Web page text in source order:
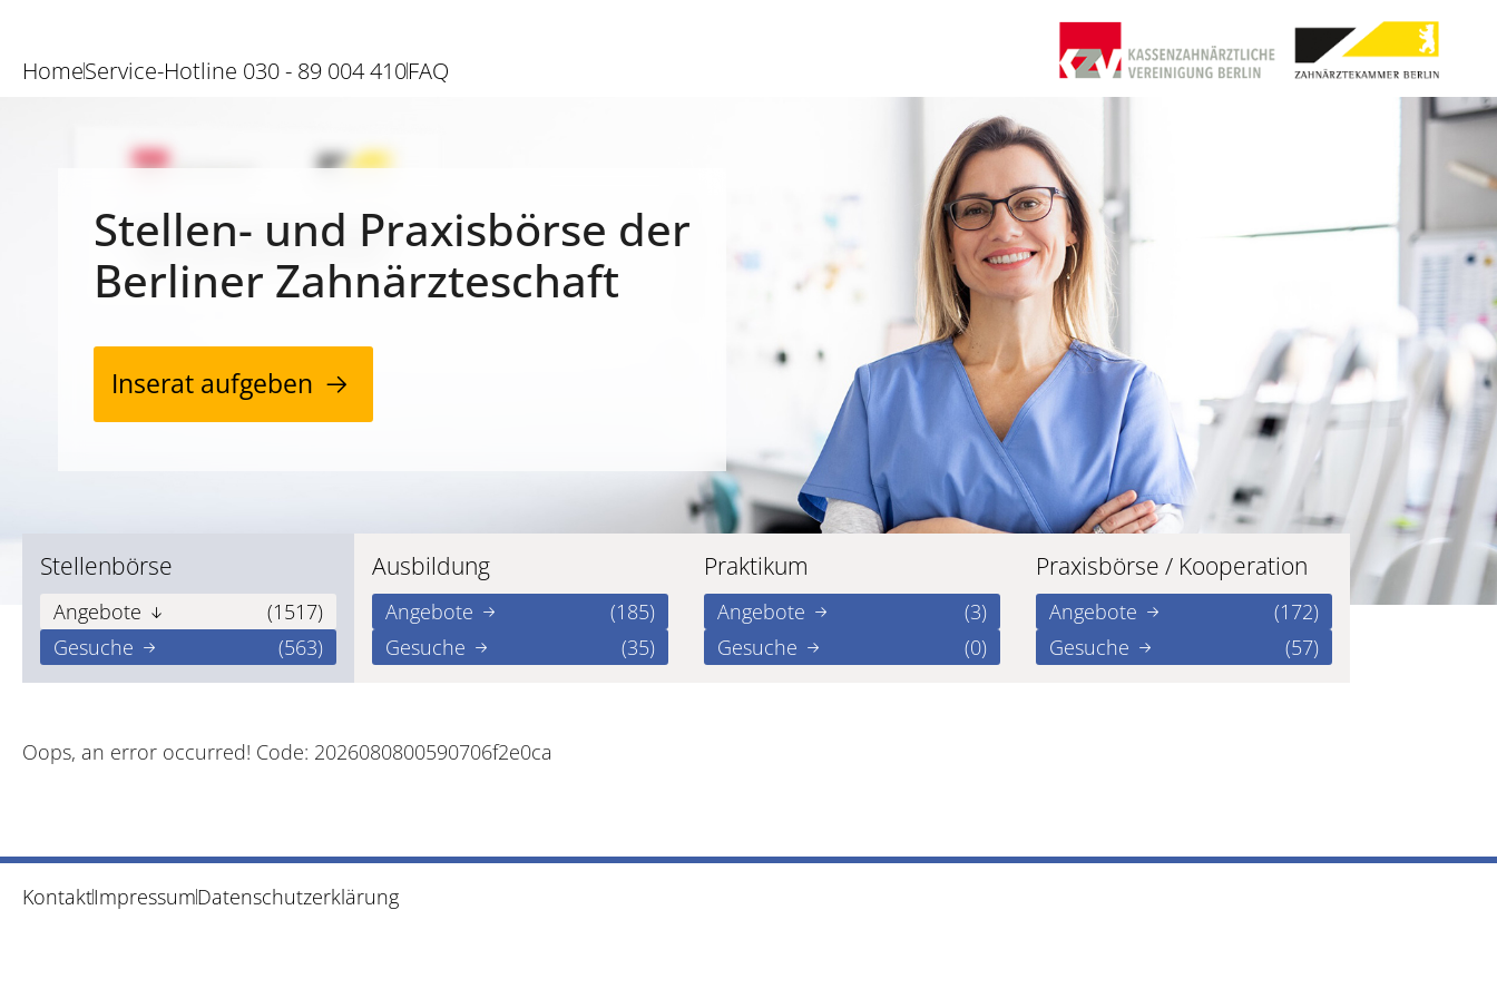
HomeService-Hotline 030 - 89 004 410FAQ
Stellen- und Praxisbörse der
Berliner Zahnärzteschaft
Inserat aufgeben
Stellenbörse
Angebote
(1517)
Gesuche
(563)
Ausbildung
Angebote
(185)
Gesuche
(35)
Praktikum
Angebote
(3)
Gesuche
(0)
Praxisbörse / Kooperation
Angebote
(172)
Gesuche
(57)
Oops, an error occurred! Code: 2026080800590706f2e0ca
KontaktImpressumDatenschutzerklärung